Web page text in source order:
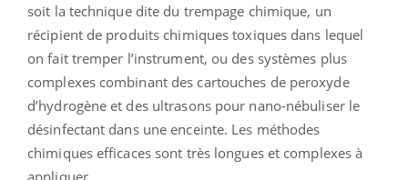
soit la technique dite du trempage chimique, un
récipient de produits chimiques toxiques dans lequel
on fait tremper l’instrument, ou des systèmes plus
complexes combinant des cartouches de peroxyde
d’hydrogène et des ultrasons pour nano-nébuliser le
désinfectant dans une enceinte. Les méthodes
chimiques efficaces sont très longues et complexes à
appliquer